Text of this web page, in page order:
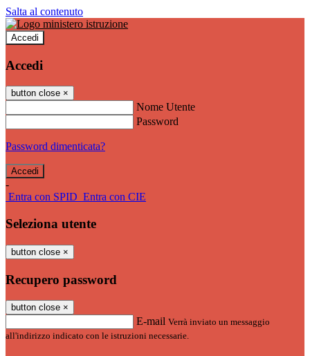
Salta al contenuto
Accedi
Accedi
button close ×
Nome Utente
Password
Password dimenticata?
-
Entra con SPID Entra con CIE
Seleziona utente
button close ×
Recupero password
button close ×
E-mail Verrà inviato un messaggio
all'indirizzo indicato con le istruzioni necessarie.